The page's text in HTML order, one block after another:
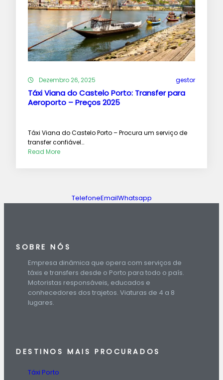
Dezembro 26, 2025 gestor
Táxi Viana do Castelo Porto: Transfer para
Aeroporto – Preços 2025
Táxi Viana do Castelo Porto – Procura um serviço de
transfer confiável…
Read More
TelefoneEmailWhatsapp
SOBRE NÓS
Empresa dinâmica que opera com serviços de
táxis e transfers desde o Porto para todo o país.
Motoristas responsáveis, educados e
conhecedores dos trajetos. Viaturas de 4 a 8
lugares.
DESTINOS MAIS PROCURADOS
Táxi Porto